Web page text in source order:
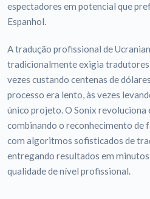
espectadores em potencial que
Espanhol.
A tradução profissional de
tradicionalmente exigia tradutores
vezes custando centenas de
processo era lento, às vezes
único projeto. O Sonix revoluciona
combinando o reconhecimento de
com algoritmos sofisticados de
entregando resultados em minutos
qualidade de nível profissional.